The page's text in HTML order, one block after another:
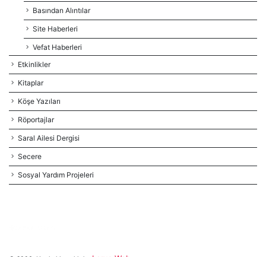
Basından Alıntılar
Site Haberleri
Vefat Haberleri
Etkinlikler
Kitaplar
Köşe Yazıları
Röportajlar
Saral Ailesi Dergisi
Secere
Sosyal Yardım Projeleri